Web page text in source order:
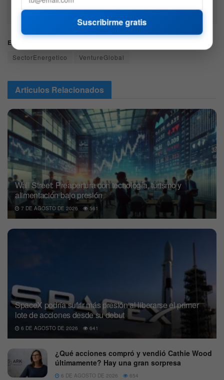
Recuerda hacer siempre tu propia investigación.
Etiquetas:
SectorEnergetico
VentureGlobal
Articulos Relacionados
Wall Street: Preapertura con tecnología, turismo y
alimentación bajo presión
7 DE AGOSTO DE 2026 561
SpaceX podría sufrir más presión al liberarse el primer
lote de acciones desde su debut
6 DE AGOSTO DE 2026 641
¿Qué acciones compró y vendió Cathie Wood
últimamente? Hay una gran sorpresa
6 DE AGOSTO DE 2026 654
Suscribirme gratis